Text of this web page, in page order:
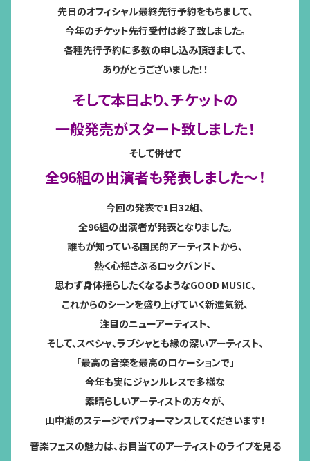
先日のオフィシャル最終先行予約をもちまして、
今年のチケット先行受付は終了致しました。
各種先行予約に多数の申し込み頂きまして、
ありがとうございました！！
そして本日より、チケットの
一般発売がスタート致しました！
そして併せて
全96組の出演者も発表しました～！
今回の発表で1日32組、
全96組の出演者が発表となりました。
誰もが知っている国民的アーティストから、
熱く心揺さぶるロックバンド、
思わず身体揺らしたくなるようなGOOD MUSIC、
これからのシーンを盛り上げていく新進気鋭、
注目のニューアーティスト、
そして、スペシャ、ラブシャとも縁の深いアーティスト、
「最高の音楽を最高のロケーションで」
今年も実にジャンルレスで多様な
素晴らしいアーティストの方々が、
山中湖のステージでパフォーマンスしてくださいます！
音楽フェスの魅力は、お目当てのアーティストのライブを見る